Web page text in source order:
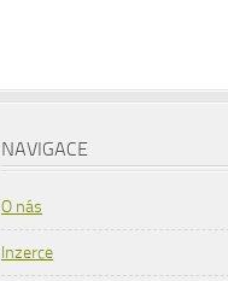
NAVIGACE
O nás
Inzerce